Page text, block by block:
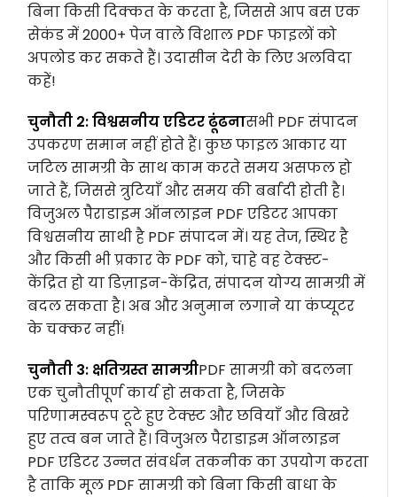
बिना किसी दिक्कत के करता है, जिससे आप बस एक
सेकंड में 2000+ पेज वाले विशाल PDF फाइलों को
अपलोड कर सकते हैं। उदासीन देरी के लिए अलविदा
कहें!
चुनौती 2: विश्वसनीय एडिटर ढूंढनासभी PDF संपादन
उपकरण समान नहीं होते हैं। कुछ फाइल आकार या
जटिल सामग्री के साथ काम करते समय असफल हो
जाते हैं, जिससे त्रुटियाँ और समय की बर्बादी होती है।
विजुअल पैराडाइम ऑनलाइन PDF एडिटर आपका
विश्वसनीय साथी है PDF संपादन में। यह तेज, स्थिर है
और किसी भी प्रकार के PDF को, चाहे वह टेक्स्ट-
केंद्रित हो या डिज़ाइन-केंद्रित, संपादन योग्य सामग्री में
बदल सकता है। अब और अनुमान लगाने या कंप्यूटर
के चक्कर नहीं!
चुनौती 3: क्षतिग्रस्त सामग्रीPDF सामग्री को बदलना
एक चुनौतीपूर्ण कार्य हो सकता है, जिसके
परिणामस्वरूप टूटे हुए टेक्स्ट और छवियाँ और बिखरे
हुए तत्व बन जाते हैं। विजुअल पैराडाइम ऑनलाइन
PDF एडिटर उन्नत संवर्धन तकनीक का उपयोग करता
है ताकि मूल PDF सामग्री को बिना किसी बाधा के